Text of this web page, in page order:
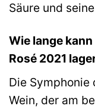
Säure und
Wie lange
Rosé 2021
Die Symphonie
Wein, der am